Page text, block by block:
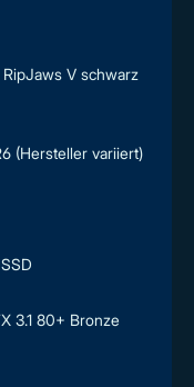
V schwarz
(Hersteller variiert)
3.1 80+ Bronze